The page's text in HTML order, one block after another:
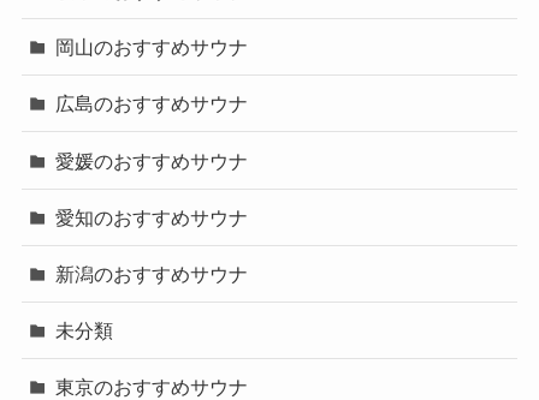
岡山のおすすめサウナ
広島のおすすめサウナ
愛媛のおすすめサウナ
愛知のおすすめサウナ
新潟のおすすめサウナ
未分類
東京のおすすめサウナ